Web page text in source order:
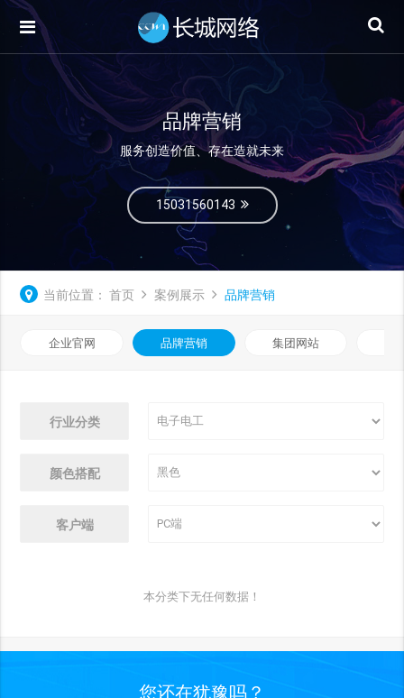
品牌营销
服务创造价值、存在造就未来
15031560143
当前位置： 首页 案例展示 品牌营销
企业官网 品牌营销 集团网站
行业分类
颜色搭配
客户端
本分类下无任何数据！
您还在犹豫吗？